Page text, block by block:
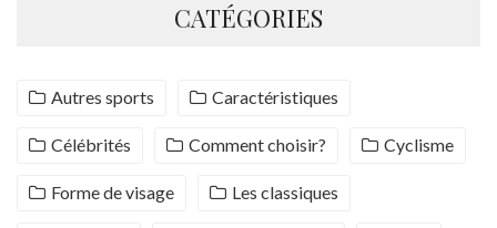
CATÉGORIES
Autres sports Caractéristiques
Célébrités Comment choisir? Cyclisme
Forme de visage Les classiques